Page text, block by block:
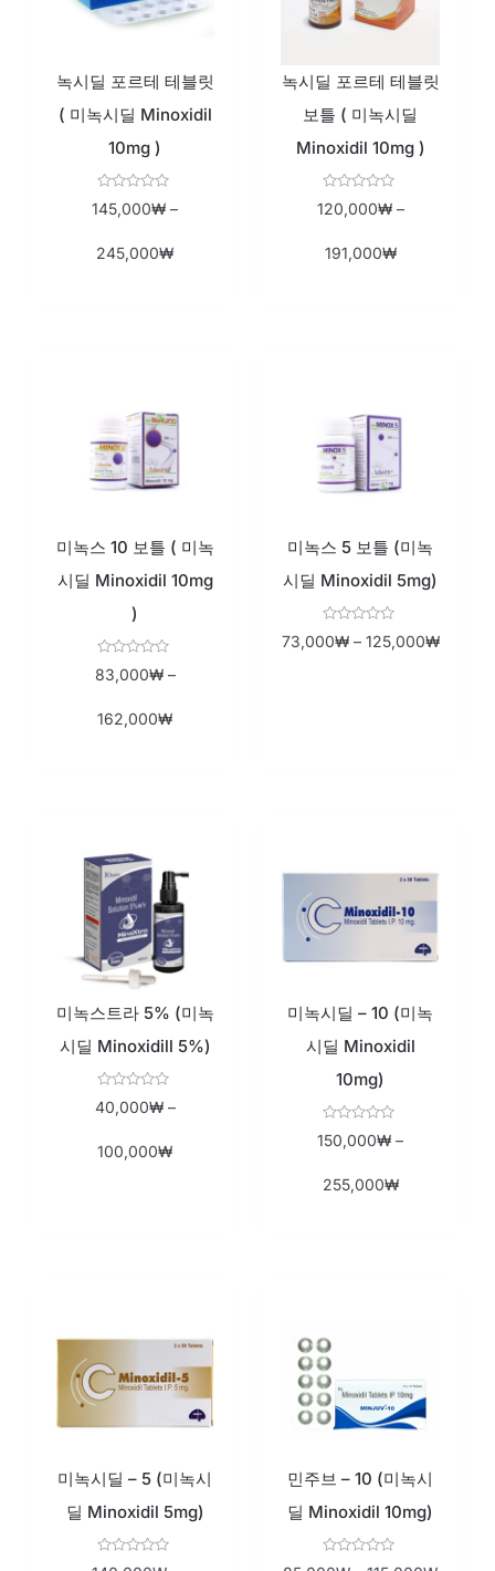
녹시딜 포르테 테블릿
( 미녹시딜 Minoxidil
10mg )
Rated
0
5
145,000₩ –
245,000₩
녹시딜 포르테 테블릿
보틀 ( 미녹시딜
Minoxidil 10mg )
Rated
0
5
120,000₩–
191,000₩
미녹스 10 보틀 ( 미녹
시딜 Minoxidil 10mg
)
Rated
0
5
83,000₩–
162,000₩
미녹스 5 보틀 (미녹
시딜 Minoxidil 5mg)
Rated
0
73,000₩– 125,000₩
미녹스트라 5% (미녹
시딜 Minoxidill 5%)
Rated
0
5
40,000₩–
100,000₩
미녹시딜 – 10 (미녹
시딜 Minoxidil
10mg)
Rated
0
5
150,000₩ –
255,000₩
미녹시딜 – 5 (미녹시
딜 Minoxidil 5mg)
Rated
민주브 – 10 (미녹시
딜 Minoxidil 10mg)
Rated